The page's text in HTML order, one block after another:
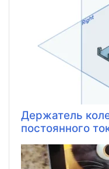
Держатель
постоянного